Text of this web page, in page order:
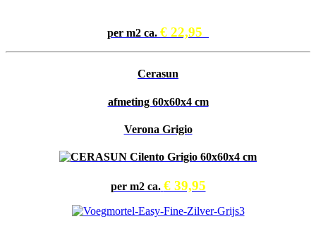
per m2 ca. € 22,95
Cerasun
afmeting 60x60x4 cm
Verona Grigio
per m2 ca. € 39,95